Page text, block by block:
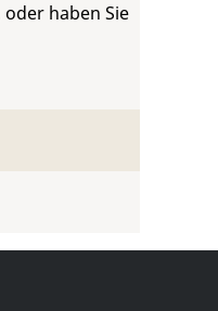
haben Sie